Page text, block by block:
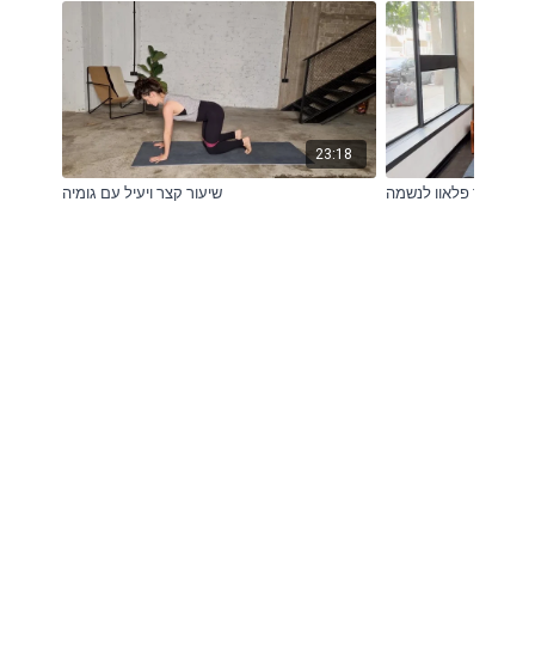
23:18
שיעור קצר ויעיל עם גומיה של קור פלאוו לנשמה